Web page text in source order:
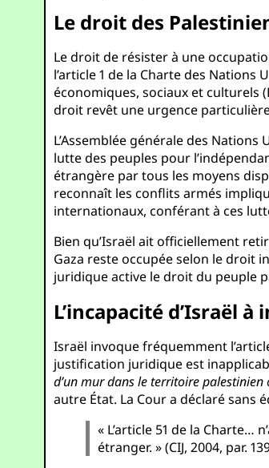
Le droit des
Le droit de résister à une
l’article 1 de la Charte des
économiques, sociaux et culturels
droit revêt une urgence
L’Assemblée générale des
lutte des peuples pour
étrangère par tous les moyens
reconnaît les conflits armés
internationaux, conférant à ces
Bien qu’Israël ait officiellement
Gaza reste occupée selon le droit
juridique active le droit du peuple
L’incapacité d’Israël
Israël invoque fréquemment
justification juridique est
d’un mur dans le territoire palestinien
autre État. La Cour a déclaré sans
« L’article 51 de la Charte…
étranger. » (CIJ, 2004, par.